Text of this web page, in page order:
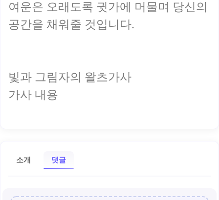
여운은 오래도록 귓가에 머물며 당신의
공간을 채워줄 것입니다.
빛과 그림자의 왈츠가사
가사 내용
소개 댓글